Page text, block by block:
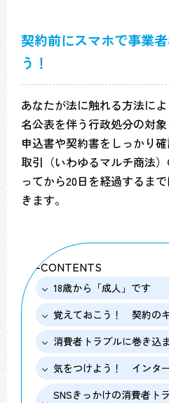
契約前にスマホで事業
う！
あなたが法に触れる方法に
名公表を伴う行政処分の対象
申込書や契約書をしっかり
取引（いわゆるマルチ商法
ってから20日を経過するま
きます。
-CONTENTS
18歳から「成人」です
覚えておこう！ 契約の
消費者トラブルに巻き込
気をつけよう！ インタ
SNSきっかけの消費者